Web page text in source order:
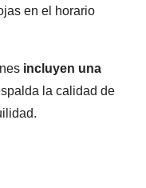
en el horario
incluyen una
la calidad de